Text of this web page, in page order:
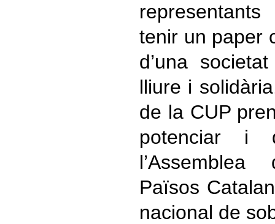
tenir un paper
d’una
lliure i
de la CUP
potenciar i
Països
nacional de